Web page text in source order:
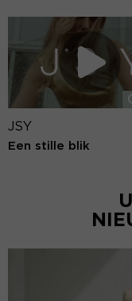
JSY
Een stille blik